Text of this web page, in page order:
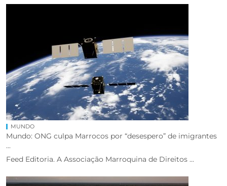
MUNDO
Mundo: ONG culpa Marrocos por “desespero” de imigrantes
...
Feed Editoria. A Associação Marroquina de Direitos ...